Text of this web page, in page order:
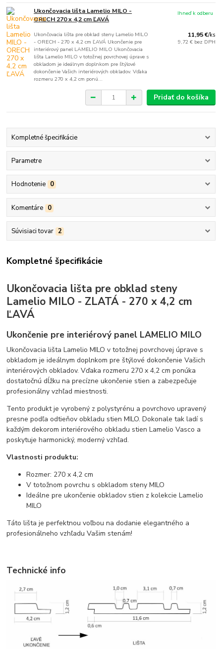
Ukončovacia lišta Lamelio MILO -
ORECH 270 x 4,2 cm ĽAVÁ
Ukončovacia lišta pre obklad steny Lamelio MILO
- ORECH - 270 x 4,2 cm ĽAVÁ Ukončenie pre
interiérový panel LAMELIO MILO Ukončovacia
lišta Lamelio MILO v totožnej povrchovej úprave s
obkladom je ideálnym doplnkom pre štýlové
dokončenie Vašich interiérových obkladov. Vďaka
rozmeru 270 x 4,2 cm ponú...
11,95 €/ks
9,72 € bez DPH
Ihneď k odberu
Pridať do košíka
Kompletné špecifikácie
Parametre
Hodnotenie 0
Komentáre 0
Súvisiaci tovar 2
Kompletné špecifikácie
Ukončovacia lišta pre obklad steny
Lamelio MILO - ZLATÁ - 270 x 4,2 cm
ĽAVÁ
Ukončenie pre interiérový panel LAMELIO MILO
Ukončovacia lišta Lamelio MILO v totožnej povrchovej úprave s
obkladom je ideálnym doplnkom pre štýlové dokončenie Vašich
interiérových obkladov. Vďaka rozmeru 270 x 4,2 cm ponúka
dostatočnú dĺžku na precízne ukončenie stien a zabezpečuje
profesionálny vzhľad miestnosti.
Tento produkt je vyrobený z polystyrénu a povrchovo upravený
presne podľa odtieňov obkladu stien MILO. Dokonale tak ladí s
každým dekorom interiérového obkladu stien Lamelio Vasco a
poskytuje harmonický, moderný vzhľad.
Vlastnosti produktu:
Rozmer: 270 x 4,2 cm
V totožnom povrchu s obkladom steny MILO
Ideálne pre ukončenie obkladov stien z kolekcie Lamelio
MILO
Táto lišta je perfektnou voľbou na dodanie elegantného a
profesionálneho vzhľadu Vašim stenám!
Technické info